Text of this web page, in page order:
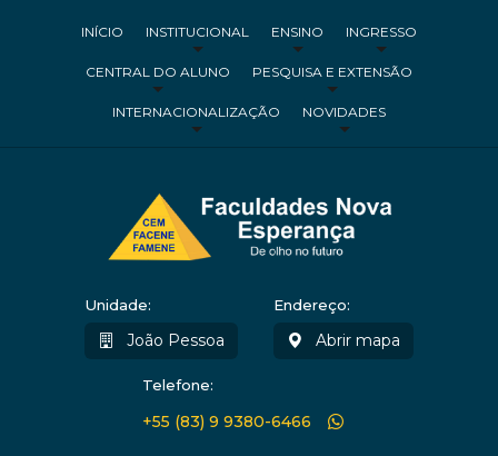
INÍCIO INSTITUCIONAL ENSINO INGRESSO
CENTRAL DO ALUNO PESQUISA E EXTENSÃO
INTERNACIONALIZAÇÃO NOVIDADES
Unidade:
João Pessoa
Endereço:
Abrir mapa
Telefone:
+55 (83) 9 9380-6466